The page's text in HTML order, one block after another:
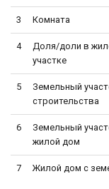
3 Комната
4
Доля/доли в
участке
5
Земельный
строительства
6
Земельный
жилой дом
7 Жилой дом с